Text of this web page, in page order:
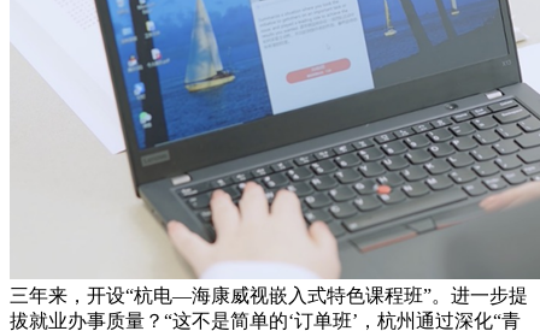
三年来，开设“杭电—海康威视嵌入式特色课程班”。进一步提
拔就业办事质量？“这不是简单的‘订单班’，杭州通过深化“青